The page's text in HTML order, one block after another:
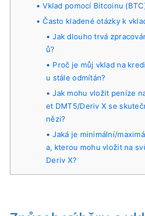
Vklad pomocí Bitcoinu
Často kladené otázky k
Jak dlouho trvá
ů?
Proč je můj vklad na
u stále odmítán?
Jak mohu vložit peníze
et DMT5/Deriv X se
nězi?
Jaká je minimální/
a, kterou mohu vložit na
Deriv X?